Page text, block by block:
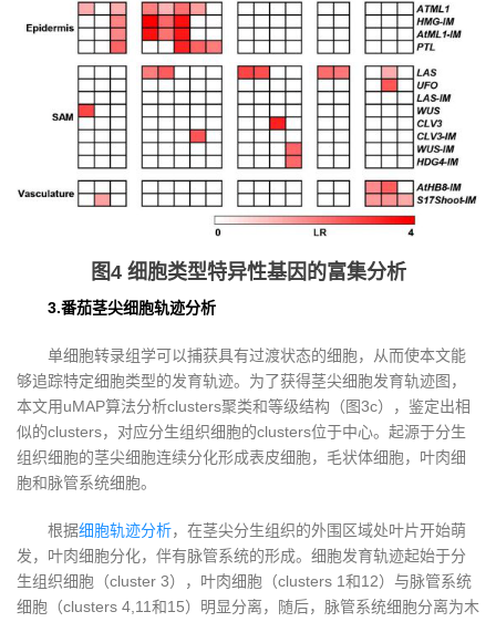
图4 细胞类型特异性基因的富集分析
3.番茄茎尖细胞轨迹分析
单细胞转录组学可以捕获具有过渡状态的细胞，从而使本文能
够追踪特定细胞类型的发育轨迹。为了获得茎尖细胞发育轨迹图，
本文用uMAP算法分析clusters聚类和等级结构（图3c），鉴定出相
似的clusters，对应分生组织细胞的clusters位于中心。起源于分生
组织细胞的茎尖细胞连续分化形成表皮细胞，毛状体细胞，叶肉细
胞和脉管系统细胞。
根据细胞轨迹分析，在茎尖分生组织的外围区域处叶片开始萌
发，叶肉细胞分化，伴有脉管系统的形成。细胞发育轨迹起始于分
生组织细胞（cluster 3），叶肉细胞（clusters 1和12）与脉管系统
细胞（clusters 4,11和15）明显分离，随后，脉管系统细胞分离为木